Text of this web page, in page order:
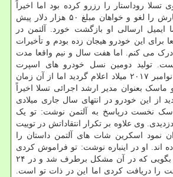
خودروی تسلا روداستار را رزرو کرده بود اما اخیراً
اهتمام داشت این سفارش را لغو و خواهان مبلغ ۵۰ هزار دلار پیش
ایمیل ارسالی او بازگشت خورد. آلتمن در
برای این خودرو هیجان زده بودم و تأخیرات
می کنم. اما هفت سال و نیم واقعا مدت
تولید دومین نسل خودرو های اسپرت
روداستار اولین بار در نوامبر ۲۰۱۷ میلاد اعلام گردید اما از آن زمان
و ماسک بعنوان مدیر ارشد اجرائی تسلا اخیراً
از این خودرو در انتهای سال جاری میلادی
نخست درپاسخ به آلتمن نوشت: تو یک
وی علاوه بر تکرار انتقاداتش در توییت
نمود اسکرین شات های آلتمن داستان را
اند. او در اینباره نوشت: تو فراموش کردی
پرده چهارم داستان را بگویی که در آن مشکل برطرف شد و در ۲۴
را دریافت کردی اما این در ذات تو است.